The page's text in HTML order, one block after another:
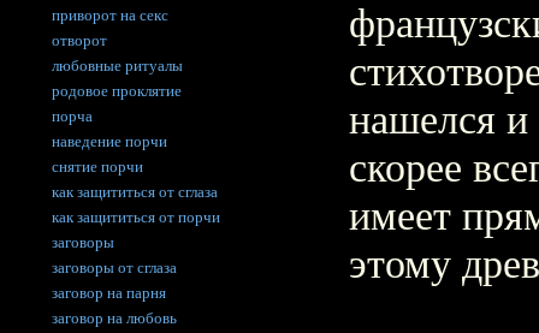
нашелся и
скорее
имеет
этому
приворот на секс
отворот
любовные ритуалы
родовое проклятие
порча
наведение порчи
снятие порчи
как защититься от сглаза
как защититься от порчи
заговоры
заговоры от сглаза
заговор на парня
заговор на любовь